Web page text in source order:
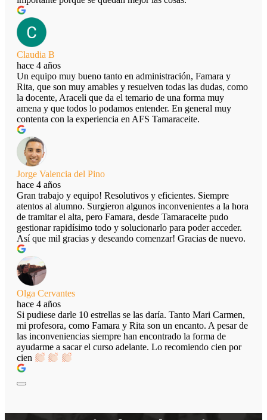
Claudia B
hace 4 años
Un equipo muy bueno tanto en administración, Famara y
Rita, que son muy amables y resuelven todas las dudas, como
la docente, Araceli que da el temario de una forma muy
amena y que todos lo podamos entender. En general muy
contenta con la experiencia en AFS Tamaraceite.
Jorge Valencia del Pino
hace 4 años
Gran trabajo y equipo! Resolutivos y eficientes. Siempre
atentos al alumno. Surgieron algunos inconvenientes a la hora
de tramitar el alta, pero Famara, desde Tamaraceite pudo
gestionar rapidísimo todo y solucionarlo para poder acceder.
Así que mil gracias y deseando comenzar! Gracias de nuevo.
Olga Cervantes
hace 4 años
Si pudiese darle 10 estrellas se las daría. Tanto Mari Carmen,
mi profesora, como Famara y Rita son un encanto. A pesar de
las inconveniencias siempre han encontrado la forma de
ayudarme a sacar el curso adelante. Lo recomiendo cien por
cien